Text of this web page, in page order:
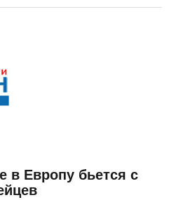
в Европу бьется с